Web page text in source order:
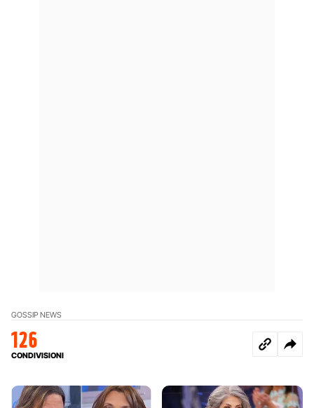
GOSSIP NEWS
126
CONDIVISIONI